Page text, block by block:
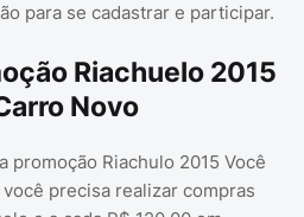
para se cadastrar e participar.
Riachuelo 2015
Novo
promoção Riachulo 2015 Você
precisa realizar compras